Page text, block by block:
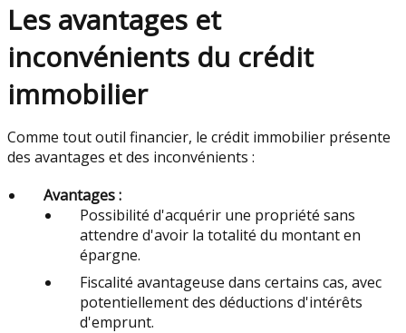
Les avantages et
inconvénients du crédit
immobilier
Comme tout outil financier, le crédit immobilier présente
des avantages et des inconvénients :
Avantages :
Possibilité d'acquérir une propriété sans
attendre d'avoir la totalité du montant en
épargne.
Fiscalité avantageuse dans certains cas, avec
potentiellement des déductions d'intérêts
d'emprunt.